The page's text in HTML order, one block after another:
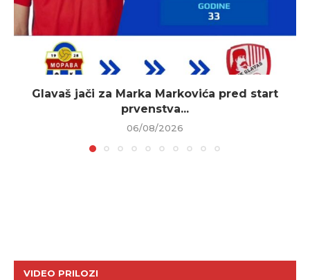
Glavaš jači za Marka Markovića pred start
prvenstva...
06/08/2026
VIDEO PRILOZI